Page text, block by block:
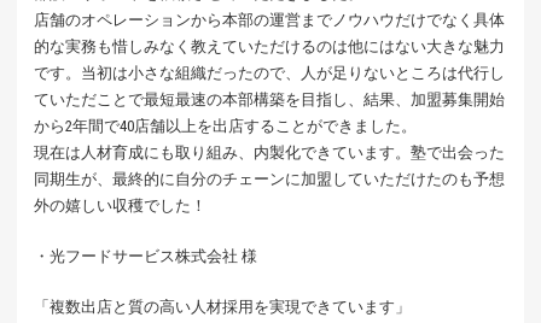
店舗のオペレーションから本部の運営までノウハウだけでなく具体
的な実務も惜しみなく教えていただけるのは他にはない大きな魅力
です。当初は小さな組織だったので、人が足りないところは代行し
ていただことで最短最速の本部構築を目指し、結果、加盟募集開始
から2年間で40店舗以上を出店することができました。
現在は人材育成にも取り組み、内製化できています。塾で出会った
同期生が、最終的に自分のチェーンに加盟していただけたのも予想
外の嬉しい収穫でした！
・光フードサービス株式会社 様
「複数出店と質の高い人材採用を実現できています」